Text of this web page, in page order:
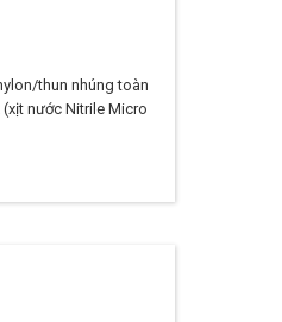
thun nhúng toàn
nước Nitrile Micro